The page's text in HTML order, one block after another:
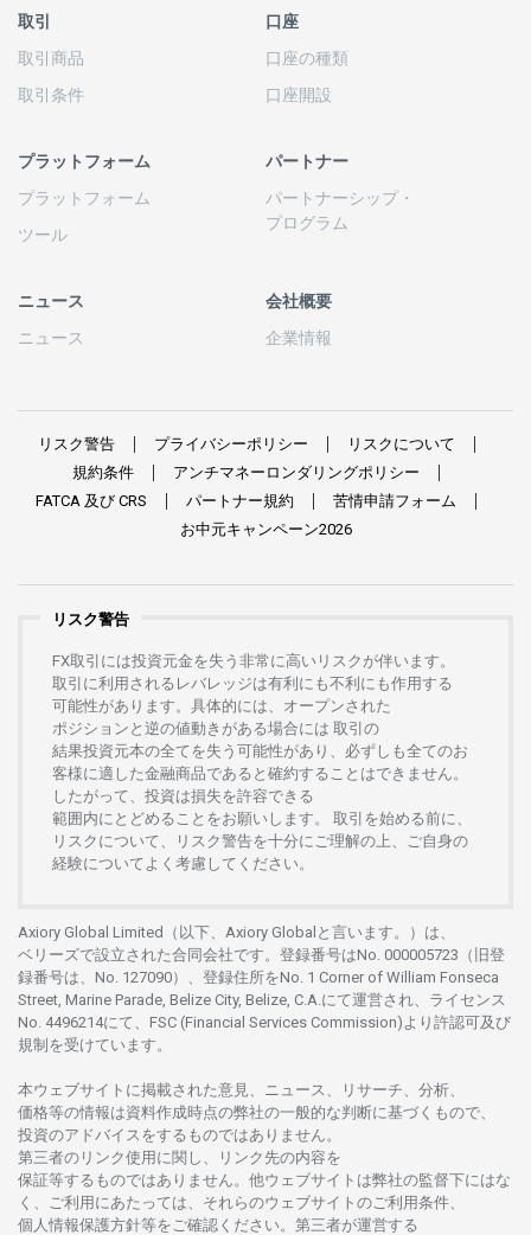
取引
取引商品
取引条件
口座
口座の種類
口座開設
プラットフォーム
プラットフォーム
ツール
パートナー
パートナーシップ・
プログラム
ニュース
ニュース
会社概要
企業情報
リスク警告 プライバシーポリシー
リスクについて
規約条件
アンチマネーロンダリングポリシー
FATCA 及び CRS パートナー規約 苦情申請フォーム
お中元キャンペーン2026
リスク警告
FX取引には投資元金を失う 非常に高い リスクが伴います。
取引に利用さ れる レバレッジは有利にも不利にも作用する
可能性があります。 具体的には、 オープンさ れた
ポジションと 逆の値動きがある場合には 取引の
結果投資元本の全てを失う 可能性があり、 必ずしも全てのお
客様に適した金融商品であると 確約することはできません。
したがって、 投資は損失を許容できる
範囲内にとどめることをお願いします 。 取引を始める前に、
リスクについて、
リスク警告を十分に ご理解の 上、 ご自身の
経験について よく 考慮してください。
Axiory Global Limited（以下、Axiory Globalと言います。）は、
ベリーズで設立さ れた合同会社です。 登録番号はNo. 000005723（旧登
録番号は、No. 127090）、 登録住所をNo. 1 Corner of William Fonseca
Street, Marine Parade, Belize City, Belize, C.A.にて運営さ れ、 ライセンス
No. 4496214にて、FSC (Financial Services Commission)より 許認可及び
規制を受けています。
本ウェブサイトに掲載さ れた意見、ニュース、リサーチ、分析、
価格等の情報は資料作成時点の弊社の一般的な判断に基づくもので、
投資のアドバイスをするものではありません。
第三者の リンク使用に関し、 リンク先の内容を
保証等するものではありません。 他ウェブサイトは弊社の監督下にはな
く、
ご利用に あたっては、 それらのウェブサイトの ご利用条件、
個人情報保護方針等を ご確認ください。 第三者が運営する